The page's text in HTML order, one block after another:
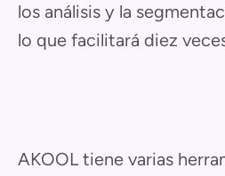
los análisis y la
lo que facilitará diez
AKOOL tiene varias